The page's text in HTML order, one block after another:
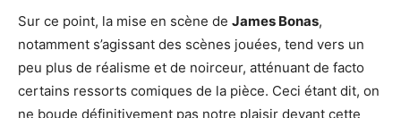
Sur ce point, la mise en scène de James Bonas,
notamment s’agissant des scènes jouées, tend vers un
peu plus de réalisme et de noirceur, atténuant de facto
certains ressorts comiques de la pièce. Ceci étant dit, on
ne boude définitivement pas notre plaisir devant cette